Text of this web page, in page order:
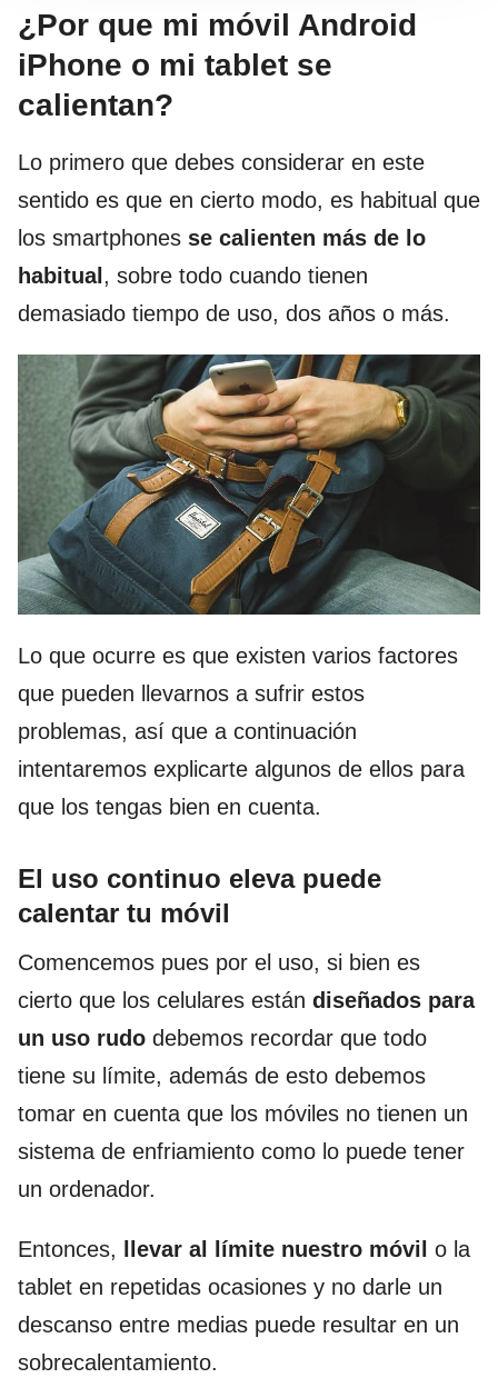
¿Por que mi móvil Android
iPhone o mi tablet se
calientan?
Lo primero que debes considerar en este
sentido es que en cierto modo, es habitual que
los smartphones se calienten más de lo
habitual , sobre todo cuando tienen
demasiado tiempo de uso, dos años o más.
Lo que ocurre es que existen varios factores
que pueden llevarnos a sufrir estos
problemas, así que a continuación
intentaremos explicarte algunos de ellos para
que los tengas bien en cuenta.
El uso continuo eleva puede
calentar tu móvil
Comencemos pues por el uso, si bien es
cierto que los celulares están diseñados para
un uso rudo debemos recordar que todo
tiene su límite, además de esto debemos
tomar en cuenta que los móviles no tienen un
sistema de enfriamiento como lo puede tener
un ordenador.
Entonces, llevar al límite nuestro móvil o la
tablet en repetidas ocasiones y no darle un
descanso entre medias puede resultar en un
sobrecalentamiento.